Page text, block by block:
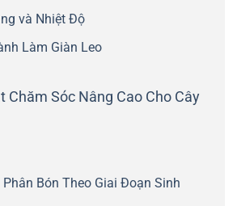
và Nhiệt Độ
Làm Giàn Leo
Chăm Sóc Nâng Cao Cho Cây
Phân Bón Theo Giai Đoạn Sinh